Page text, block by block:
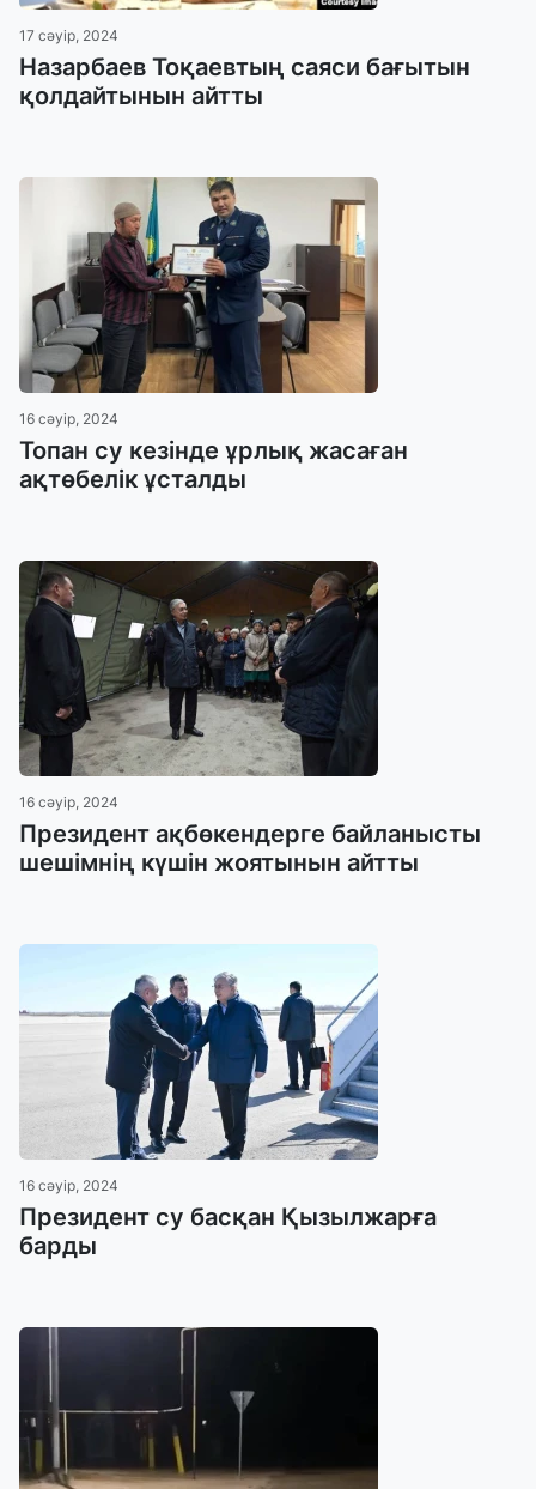
17 сәуір, 2024
Назарбаев Тоқаевтың саяси бағытын
қолдайтынын айтты
16 сәуір, 2024
Топан су кезінде ұрлық жасаған
ақтөбелік ұсталды
16 сәуір, 2024
Президент ақбөкендерге байланысты
шешімнің күшін жоятынын айтты
16 сәуір, 2024
Президент су басқан Қызылжарға
барды